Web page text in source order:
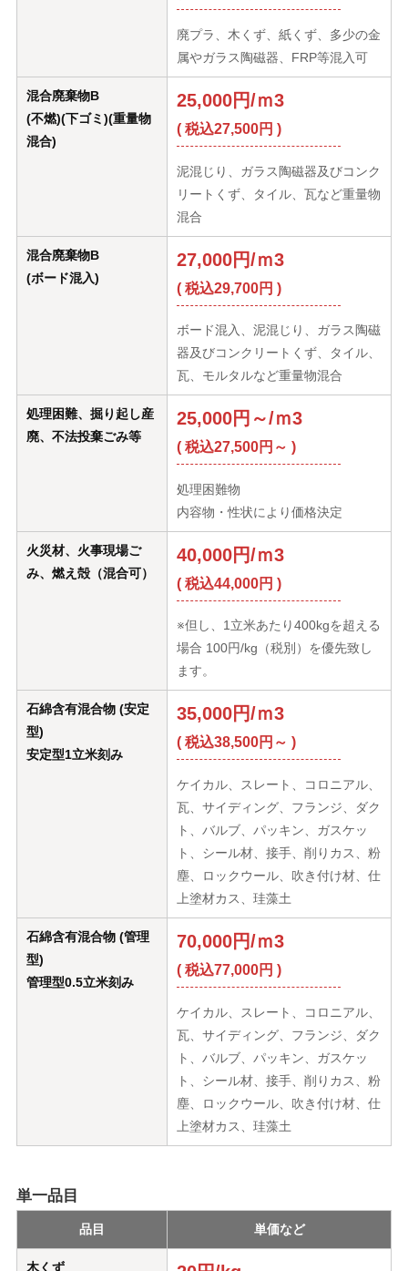
廃プラ、木くず、紙くず、多少の金
属やガラス陶磁器、FRP等混入可
混合廃棄物B
(不燃)(下ゴミ)(重量物
混合)
25,000円/ｍ3
( 税込27,500円 )
泥混じり、ガラス陶磁器及びコンク
リートくず、タイル、瓦など重量物
混合
混合廃棄物B
(ボード混入)
27,000円/ｍ3
( 税込29,700円 )
ボード混入、泥混じり、ガラス陶磁
器及びコンクリートくず、タイル、
瓦、モルタルなど重量物混合
処理困難、掘り起し産
廃、不法投棄ごみ等
25,000円～/ｍ3
( 税込27,500円～ )
処理困難物
内容物・性状により価格決定
火災材、火事現場ご
み、燃え殻（混合可）
40,000円/ｍ3
( 税込44,000円 )
※但し、1立米あたり400kgを超える
場合 100円/kg（税別）を優先致し
ます。
石綿含有混合物 (安定
型)
安定型1立米刻み
35,000円/ｍ3
( 税込38,500円～ )
ケイカル、スレート、コロニアル、
瓦、サイディング、フランジ、ダク
ト、バルブ、パッキン、ガスケッ
ト、シール材、接手、削りカス、粉
塵、ロックウール、吹き付け材、仕
上塗材カス、珪藻土
石綿含有混合物 (管理
型)
管理型0.5立米刻み
70,000円/ｍ3
( 税込77,000円 )
ケイカル、スレート、コロニアル、
瓦、サイディング、フランジ、ダク
ト、バルブ、パッキン、ガスケッ
ト、シール材、接手、削りカス、粉
塵、ロックウール、吹き付け材、仕
上塗材カス、珪藻土
単一品目
品目 単価など
木くず